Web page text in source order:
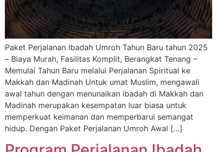
Paket Perjalanan Ibadah Umroh Tahun Baru tahun 2025
– Biaya Murah, Fasilitas Komplit, Berangkat Tenang –
Memulai Tahun Baru melalui Perjalanan Spiritual ke
Makkah dan Madinah Untuk umat Muslim, mengawali
awal tahun dengan menunaikan ibadah di Makkah dan
Madinah merupakan kesempatan luar biasa untuk
memperkuat keimanan dan memperbarui semangat
hidup. Dengan Paket Perjalanan Umroh Awal […]